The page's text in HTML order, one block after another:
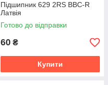
Підшипник 629 2RS BBC-R
Латвія
Готово до відправки
60 ₴
Купити